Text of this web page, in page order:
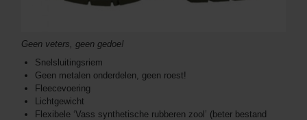
Geen veters, geen gedoe!
Snelsluitingsriem
Geen metalen onderdelen, geen roest!
Fleecevoering
Lichtgewicht
Flexibele ‘Vass synthetische rubberen zool’ (beter bestand